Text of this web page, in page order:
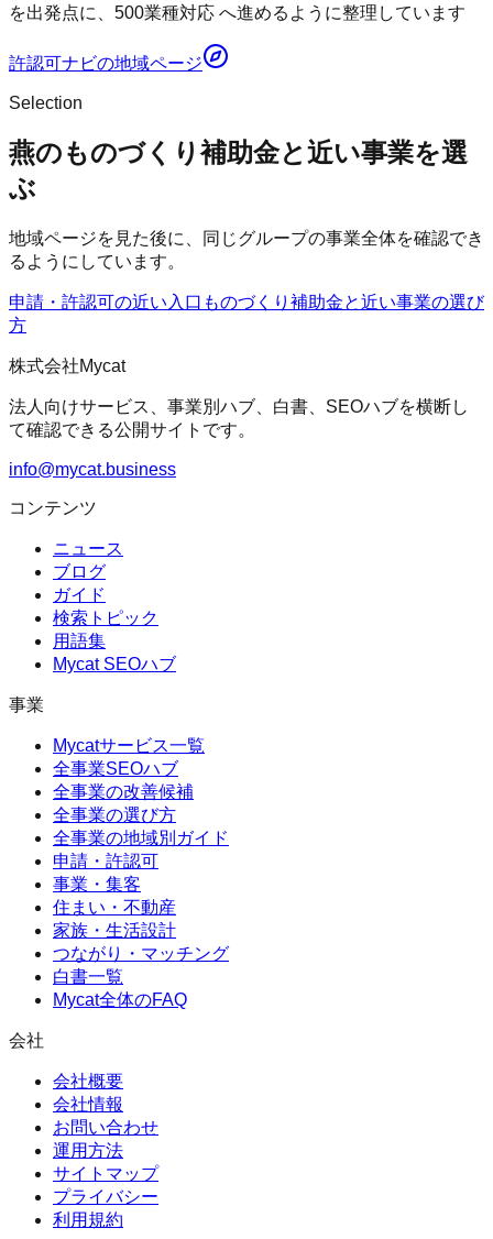
を出発点に、500業種対応 へ進めるように整理しています
許認可ナビの地域ページ
Selection
燕のものづくり補助金と近い事業を選
ぶ
地域ページを見た後に、同じグループの事業全体を確認でき
るようにしています。
申請・許認可の近い入口 ものづくり補助金と近い事業の選び
方
株式会社Mycat
法人向けサービス、事業別ハブ、白書、SEOハブを横断し
て確認できる公開サイトです。
info@mycat.business
コンテンツ
ニュース
ブログ
ガイド
検索トピック
用語集
Mycat SEOハブ
事業
Mycatサービス一覧
全事業SEOハブ
全事業の改善候補
全事業の選び方
全事業の地域別ガイド
申請・許認可
事業・集客
住まい・不動産
家族・生活設計
つながり・マッチング
白書一覧
Mycat全体のFAQ
会社
会社概要
会社情報
お問い合わせ
運用方法
サイトマップ
プライバシー
利用規約